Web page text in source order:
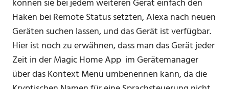
können sie bei jedem weiteren Gerät einfach den
Haken bei Remote Status setzten, Alexa nach neuen
Geräten suchen lassen, und das Gerät ist verfügbar.
Hier ist noch zu erwähnen, dass man das Gerät jeder
Zeit in der Magic Home App im Gerätemanager
über das Kontext Menü umbenennen kann, da die